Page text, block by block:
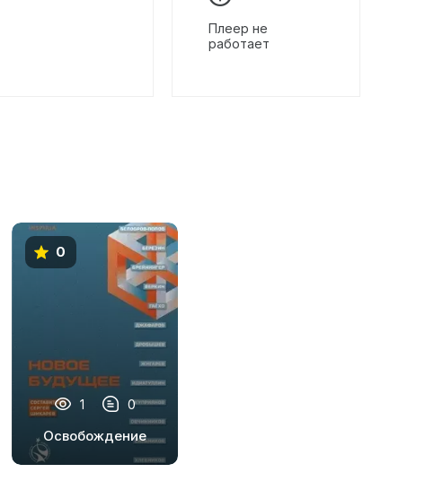
Плеер не
работает
0
1 0
Освобождение